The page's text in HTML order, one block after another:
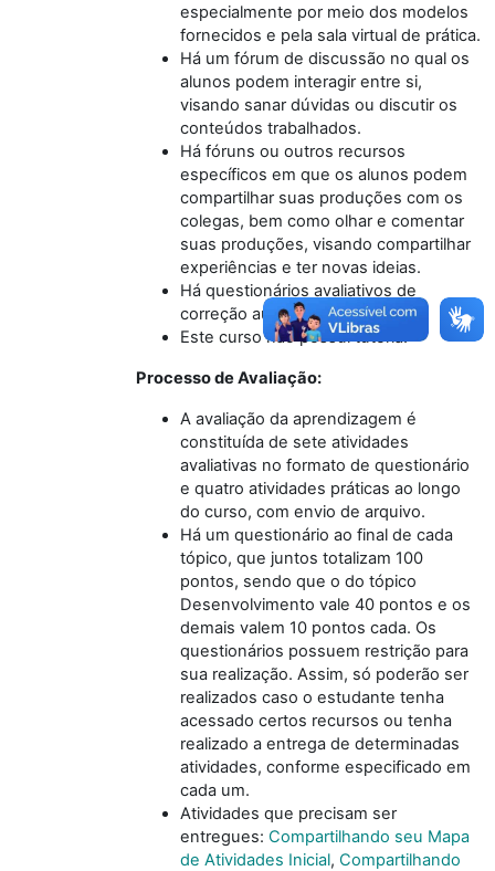
especialmente por meio dos modelos
fornecidos e pela sala virtual de prática.
Há um fórum de discussão no qual os
alunos podem interagir entre si,
visando sanar dúvidas ou discutir os
conteúdos trabalhados.
Há fóruns ou outros recursos
específicos em que os alunos podem
compartilhar suas produções com os
colegas, bem como olhar e comentar
suas produções, visando compartilhar
experiências e ter novas ideias.
Há questionários avaliativos de
correção automática.
Este curso não possui tutoria.
Processo de Avaliação:
A avaliação da aprendizagem é
constituída de sete atividades
avaliativas no formato de questionário
e quatro atividades práticas ao longo
do curso, com envio de arquivo.
Há um questionário ao final de cada
tópico, que juntos totalizam 100
pontos, sendo que o do tópico
Desenvolvimento vale 40 pontos e os
demais valem 10 pontos cada. Os
questionários possuem restrição para
sua realização. Assim, só poderão ser
realizados caso o estudante tenha
acessado certos recursos ou tenha
realizado a entrega de determinadas
atividades, conforme especificado em
cada um.
Atividades que precisam ser
entregues: Compartilhando seu Mapa
de Atividades Inicial, Compartilhando